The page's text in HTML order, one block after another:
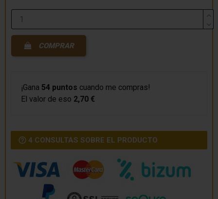
COMPRAR
¡Gana 54 puntos cuando me compras!
El valor de eso 2,70 €
4 CONSULTAS SOBRE EL PRODUCTO